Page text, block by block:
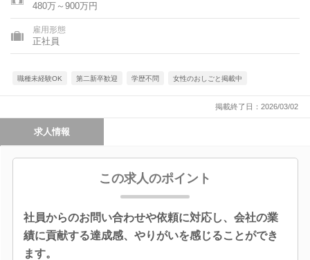
480万～900万円
雇用形態
正社員
職種未経験OK 第二新卒歓迎 学歴不問 女性のおしごと掲載中
掲載終了日：2026/03/02
求人情報
この求人のポイント
社員からのお問い合わせや依頼に対応し、会社の業
績に貢献する達成感、やりがいを感じることができ
ます。